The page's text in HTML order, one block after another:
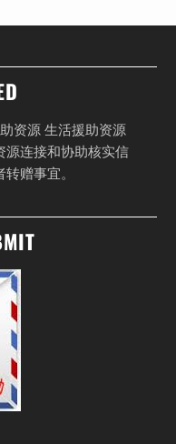
资源 生活援助资源
源连接和协助核实信
赠事宜。